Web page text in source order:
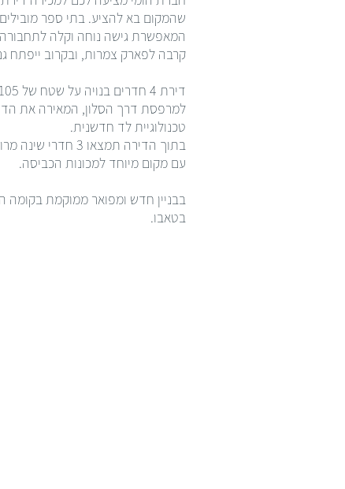
קרבה לפארק צמרות, ובקרוב ייפתח
למרפסת דרך הסלון, המאירה את
טכנולוגיית לד חדשנית.
בתוך הדירה
עם מקום מיוחד למכונות הכביסה.
בטאבו.